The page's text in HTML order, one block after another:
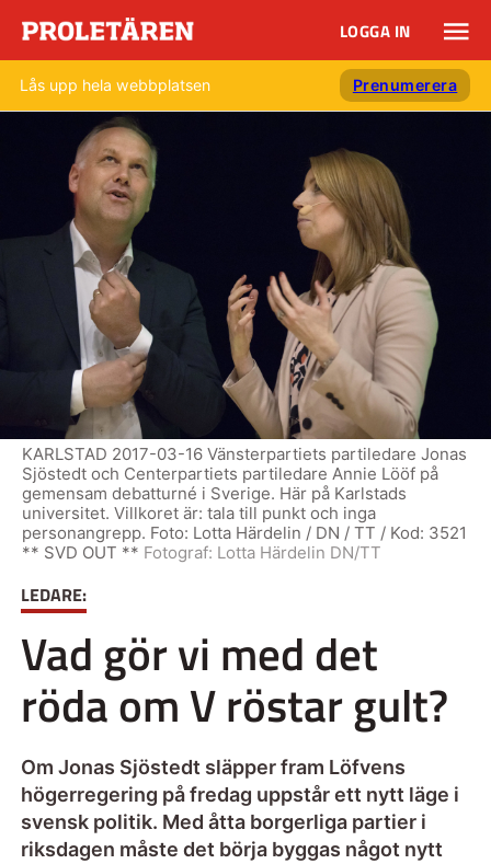
LOGGA IN
Lås upp hela webbplatsen Prenumerera
LEDARE:
Vad gör vi med det
röda om V röstar gult?
Om Jonas Sjöstedt släpper fram Löfvens
högerregering på fredag uppstår ett nytt läge i
svensk politik. Med åtta borgerliga partier i
riksdagen måste det börja byggas något nytt
KARLSTAD 2017-03-16 Vänsterpartiets partiledare Jonas
Sjöstedt och Centerpartiets partiledare Annie Lööf på
gemensam debatturné i Sverige. Här på Karlstads
universitet. Villkoret är: tala till punkt och inga
personangrepp. Foto: Lotta Härdelin / DN / TT / Kod: 3521
** SVD OUT ** Fotograf: Lotta Härdelin DN/TT